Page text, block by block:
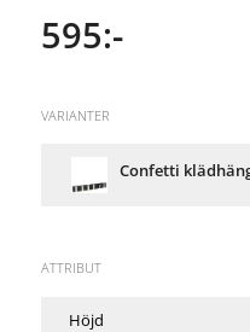
595:-
VARIANTER
Confetti
ATTRIBUT
Höjd